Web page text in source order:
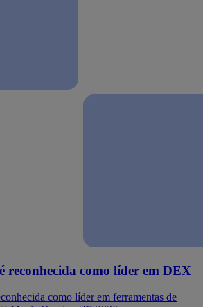
reconhecida como líder em DEX
como líder em ferramentas de